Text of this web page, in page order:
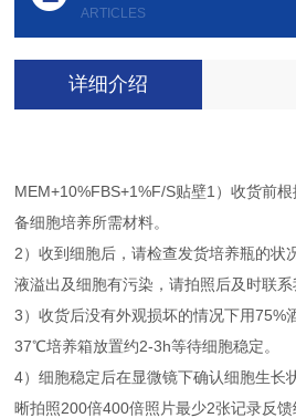
ARTICLES
详细介绍
MEM+10%FBS+1%F/S贴壁1）收货前
备细胞培养所需材料。
2）收到细胞后，请检查发货培养瓶的状
液溢出及细胞有污染，请拍照后及时联系
3）收货后没有外观损坏的情况下用75%
37℃培养箱放置约2-3h等待细胞稳定。
4）细胞稳定后在显微镜下确认细胞生长
晰拍照200倍400倍照片最少2张记录反